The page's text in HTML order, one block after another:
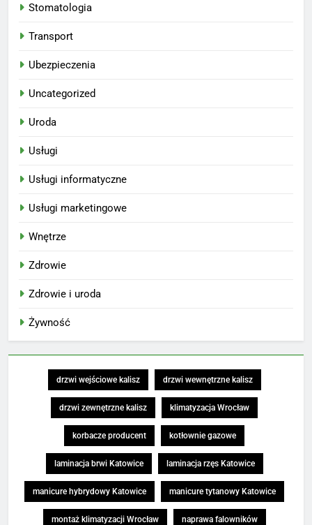
Stomatologia
Transport
Ubezpieczenia
Uncategorized
Uroda
Usługi
Usługi informatyczne
Usługi marketingowe
Wnętrze
Zdrowie
Zdrowie i uroda
Żywność
drzwi wejściowe kalisz drzwi wewnętrzne kalisz
drzwi zewnętrzne kalisz klimatyzacja Wrocław
korbacze producent kotłownie gazowe
laminacja brwi Katowice laminacja rzęs Katowice
manicure hybrydowy Katowice manicure tytanowy Katowice
montaż klimatyzacji Wrocław naprawa falowników